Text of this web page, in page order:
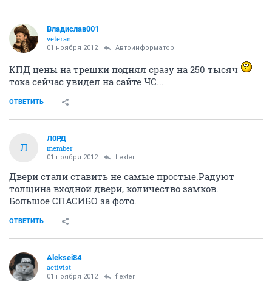
Владислав001
veteran
01 ноября 2012 Автоинформатор
КПД цены на трешки поднял сразу на 250 тысяч
тока сейчас увидел на сайте ЧС...
ОТВЕТИТЬ
Л
Л0РД
member
01 ноября 2012 flexter
Двери стали ставить не самые простые.Радуют
толщина входной двери, количество замков.
Большое СПАСИБО за фото.
ОТВЕТИТЬ
Aleksei84
activist
01 ноября 2012 flexter